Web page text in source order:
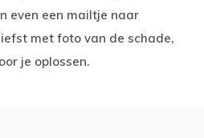
even een mailtje naar
met foto van de schade,
je oplossen.